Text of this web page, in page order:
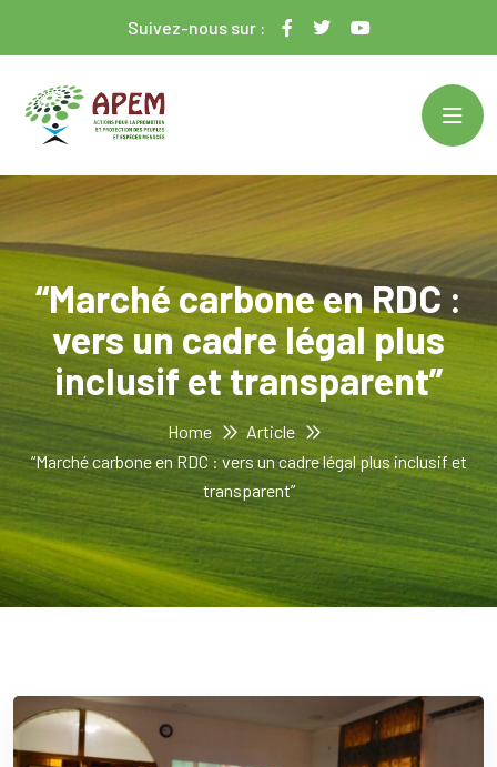
Suivez-nous sur :
“Marché carbone en RDC :
vers un cadre légal plus
inclusif et transparent”
Home
Article
“Marché carbone en RDC : vers un cadre légal plus inclusif et
transparent”